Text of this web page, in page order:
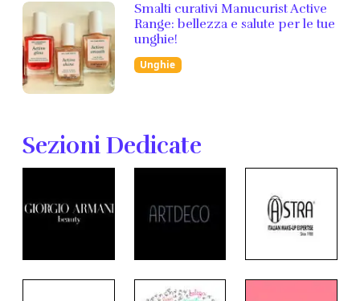
Smalti curativi Manucurist Active
Range: bellezza e salute per le tue
unghie!
Unghie
Sezioni Dedicate